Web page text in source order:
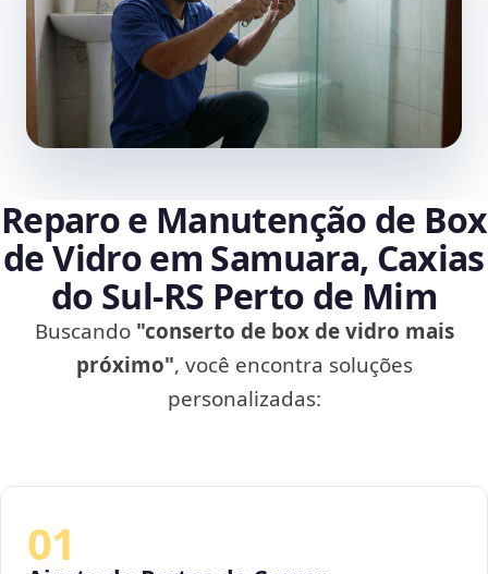
Reparo e Manutenção de Box
de Vidro em Samuara, Caxias
do Sul‑RS Perto de Mim
Buscando "conserto de box de vidro mais
próximo", você encontra soluções
personalizadas:
01